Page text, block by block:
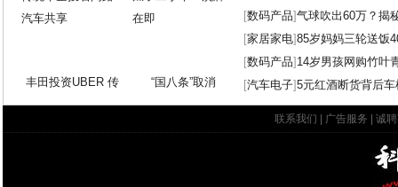
丰田投资UBER 传 “国八条”取消
[数码产品]气球吹出60万？揭
[家居家电]85岁妈妈三轮送饭
[数码产品] 14岁男孩网购竹叶
[汽车电子]5元红酒断货背后
联系我们 广告服务 诚